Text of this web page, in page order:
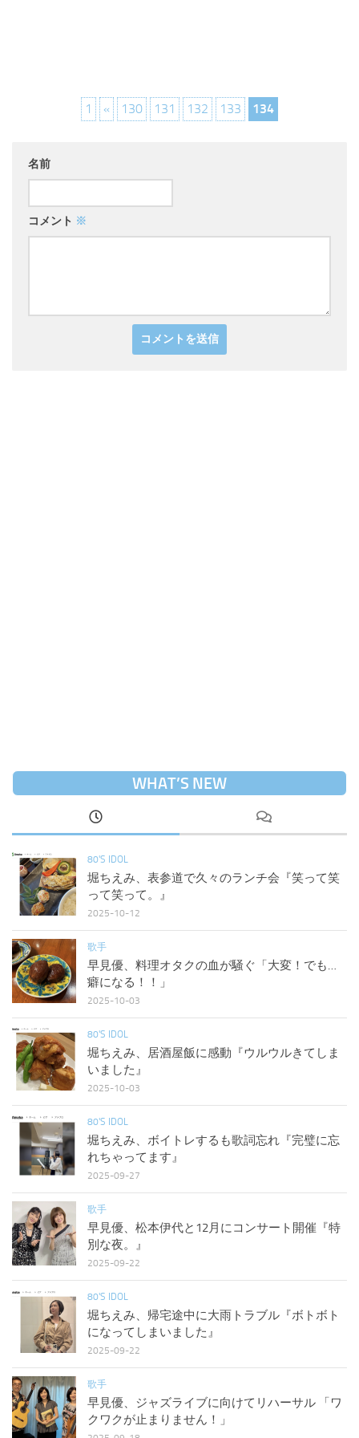
1 « 130 131 132 133 134
名前
コメント ※
WHAT’S NEW
80'S IDOL
堀ちえみ、表参道で久々のランチ会『笑って笑
って笑って。』
2025-10-12
歌手
早見優、料理オタクの血が騒ぐ「大変！でも…
癖になる！！」
2025-10-03
80'S IDOL
堀ちえみ、居酒屋飯に感動『ウルウルきてしま
いました』
2025-10-03
80'S IDOL
堀ちえみ、ボイトレするも歌詞忘れ『完璧に忘
れちゃってます』
2025-09-27
歌手
早見優、松本伊代と12月にコンサート開催『特
別な夜。』
2025-09-22
80'S IDOL
堀ちえみ、帰宅途中に大雨トラブル『ボトボト
になってしまいました』
2025-09-22
歌手
早見優、ジャズライブに向けてリハーサル 「ワ
クワクが止まりません！」